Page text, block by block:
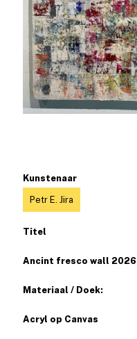
Kunstenaar
Petr E. Jira
Titel
Ancint fresco wall 2026
Materiaal / Doek:
Acryl op Canvas